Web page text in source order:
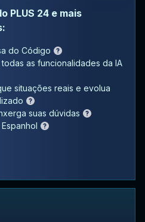
PLUS 24 e mais
do Código
todas as funcionalidades da IA
situações reais e evolua
suas dúvidas